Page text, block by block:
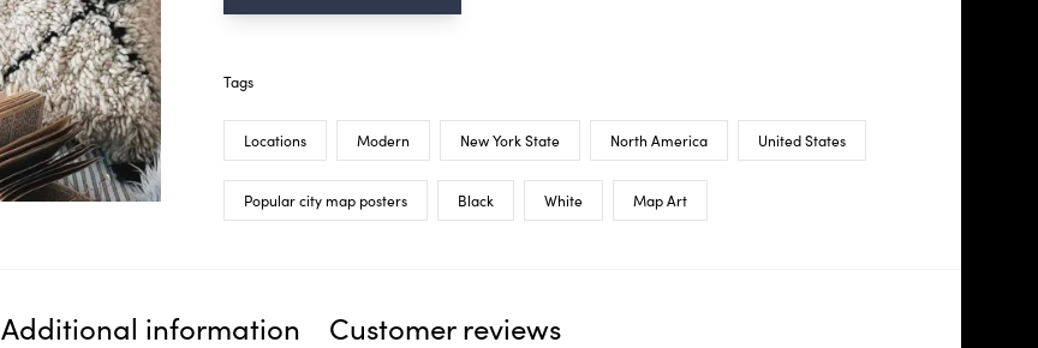
Tags
Locations Modern New York State North America United States
Popular city map posters Black White Map Art
Additional information Customer reviews